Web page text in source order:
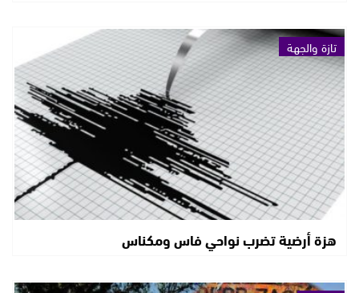
تازة والجهة
هزة أرضية تضرب نواحي فاس ومكناس